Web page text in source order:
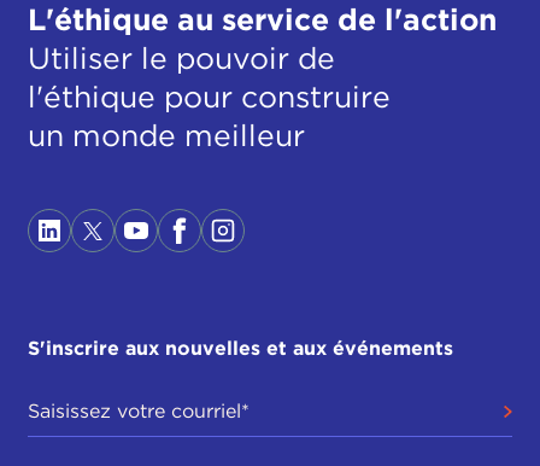
L'éthique au service de l'action
Utiliser le pouvoir de
l'éthique pour construire
un monde meilleur
S'inscrire aux nouvelles et aux événements